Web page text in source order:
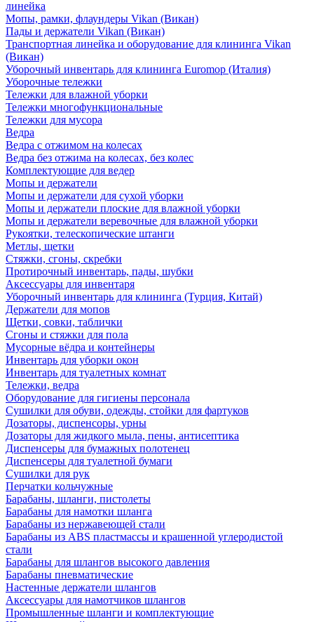
линейка
Мопы, рамки, флаундеры Vikan (Викан)
Пады и держатели Vikan (Викан)
Транспортная линейка и оборудование для клининга Vikan
(Викан)
Уборочный инвентарь для клининга Euromop (Италия)
Уборочные тележки
Тележки для влажной уборки
Тележки многофункциональные
Тележки для мусора
Ведра
Ведра с отжимом на колесах
Ведра без отжима на колесах, без колес
Комплектующие для ведер
Мопы и держатели
Мопы и держатели для сухой уборки
Мопы и держатели плоские для влажной уборки
Мопы и держатели веревочные для влажной уборки
Рукоятки, телескопические штанги
Метлы, щетки
Стяжки, сгоны, скребки
Протирочный инвентарь, пады, шубки
Аксессуары для инвентаря
Уборочный инвентарь для клининга (Турция, Китай)
Держатели для мопов
Щетки, совки, таблички
Сгоны и стяжки для пола
Мусорные вёдра и контейнеры
Инвентарь для уборки окон
Инвентарь для туалетных комнат
Тележки, ведра
Оборудование для гигиены персонала
Сушилки для обуви, одежды, стойки для фартуков
Дозаторы, диспенсоры, урны
Дозаторы для жидкого мыла, пены, антисептика
Диспенсеры для бумажных полотенец
Диспенсеры для туалетной бумаги
Сушилки для рук
Перчатки кольчужные
Барабаны, шланги, пистолеты
Барабаны для намотки шланга
Барабаны из нержавеющей стали
Барабаны из ABS пластмассы и крашенной углеродистой
стали
Барабаны для шлангов высокого давления
Барабаны пневматические
Настенные держатели шлангов
Аксессуары для намотчиков шлангов
Промышленные шланги и комплектующие